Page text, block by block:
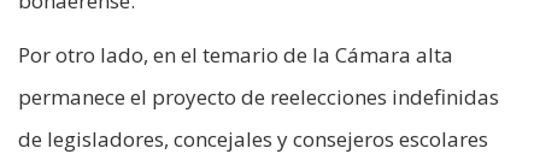
Por otro lado, en el temario de la Cámara alta
permanece el proyecto de reelecciones indefinidas
de legisladores, concejales y consejeros escolares